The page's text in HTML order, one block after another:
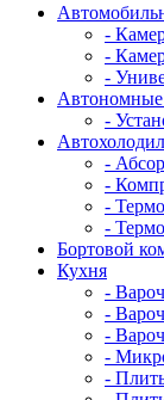
-
-
-
-
-
-
-
-
Бортовой
Кухня
-
-
-
-
-